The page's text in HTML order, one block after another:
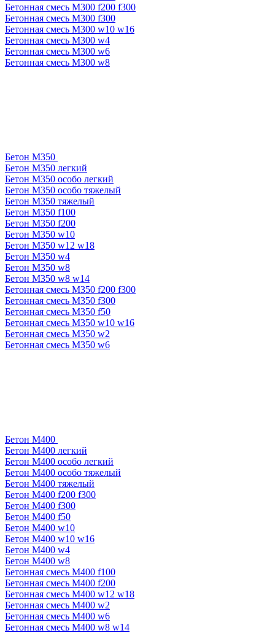
Бетонная смесь М300 f200 f300
Бетонная смесь М300 f300
Бетонная смесь М300 w10 w16
Бетонная смесь М300 w4
Бетонная смесь М300 w6
Бетонная смесь М300 w8
Бетон М350
Бетон М350 легкий
Бетон М350 особо легкий
Бетон М350 особо тяжелый
Бетон М350 тяжелый
Бетон М350 f100
Бетон М350 f200
Бетон М350 w10
Бетон М350 w12 w18
Бетон М350 w4
Бетон М350 w8
Бетон М350 w8 w14
Бетонная смесь М350 f200 f300
Бетонная смесь М350 f300
Бетонная смесь М350 f50
Бетонная смесь М350 w10 w16
Бетонная смесь М350 w2
Бетонная смесь М350 w6
Бетон М400
Бетон М400 легкий
Бетон М400 особо легкий
Бетон М400 особо тяжелый
Бетон М400 тяжелый
Бетон М400 f200 f300
Бетон М400 f300
Бетон М400 f50
Бетон М400 w10
Бетон М400 w10 w16
Бетон М400 w4
Бетон М400 w8
Бетонная смесь М400 f100
Бетонная смесь М400 f200
Бетонная смесь М400 w12 w18
Бетонная смесь М400 w2
Бетонная смесь М400 w6
Бетонная смесь М400 w8 w14